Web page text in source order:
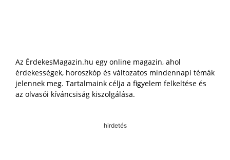
Az ÉrdekesMagazin.hu egy online magazin, ahol
érdekességek, horoszkóp és változatos mindennapi témák
jelennek meg. Tartalmaink célja a figyelem felkeltése és
az olvasói kíváncsiság kiszolgálása.
hirdetés